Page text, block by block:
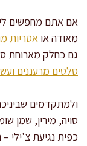
אם אתם מחפשים
מאודה או אטריות
גם כחלק מארוחת
סלטים מרעננים
ולמתקדמים
סויה, מירין, שמן
כפית נגיעת צ'ילי –